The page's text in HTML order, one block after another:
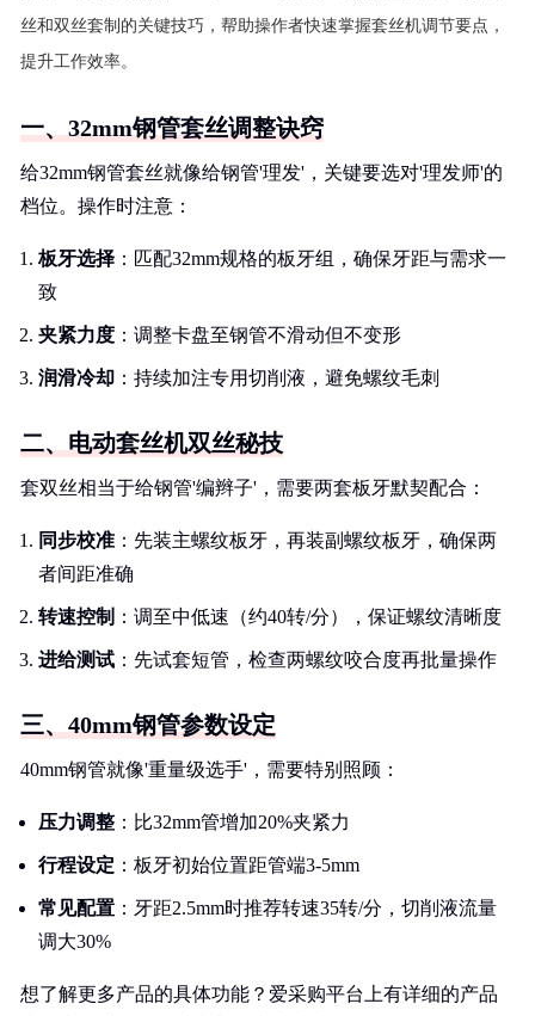
丝和双丝套制的关键技巧，帮助操作者快速掌握套丝机调节要点，
提升工作效率。
一、32mm钢管套丝调整诀窍
给32mm钢管套丝就像给钢管'理发'，关键要选对'理发师'的
档位。操作时注意：
板牙选择 ：匹配32mm规格的板牙组，确保牙距与需求一
致
夹紧力度 ：调整卡盘至钢管不滑动但不变形
润滑冷却 ：持续加注专用切削液，避免螺纹毛刺
二、电动套丝机双丝秘技
套双丝相当于给钢管'编辫子'，需要两套板牙默契配合：
同步校准 ：先装主螺纹板牙，再装副螺纹板牙，确保两
者间距准确
转速控制 ：调至中低速（约40转/分），保证螺纹清晰度
进给测试 ：先试套短管，检查两螺纹咬合度再批量操作
三、40mm钢管参数设定
40mm钢管就像'重量级选手'，需要特别照顾：
压力调整 ：比32mm管增加20%夹紧力
行程设定 ：板牙初始位置距管端3-5mm
常见配置 ：牙距2.5mm时推荐转速35转/分，切削液流量
调大30%
想了解更多产品的具体功能？爱采购平台上有详细的产品